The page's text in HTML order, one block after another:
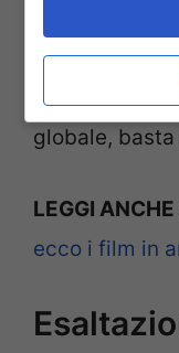
mano, per
hanno
globale,
LEGGI
ecco i film in